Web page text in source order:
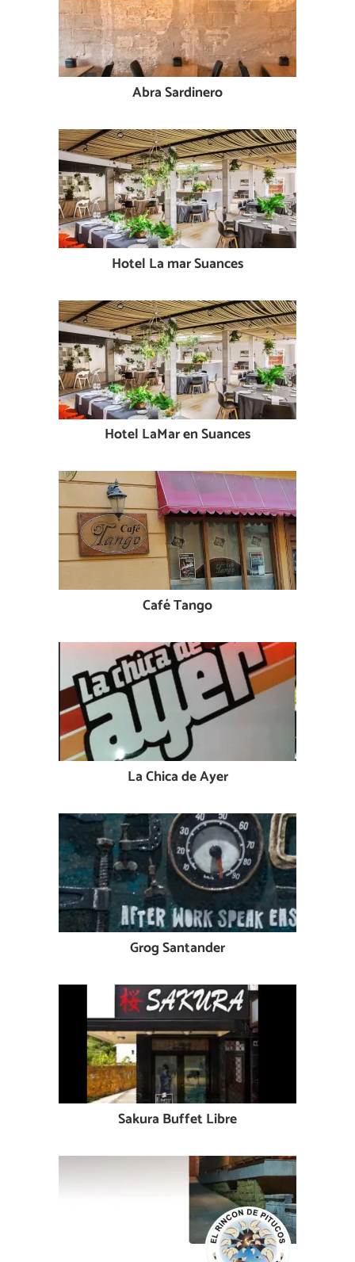
Abra Sardinero
Hotel La mar Suances
Hotel LaMar en Suances
Café Tango
La Chica de Ayer
Grog Santander
Sakura Buffet Libre